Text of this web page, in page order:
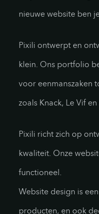
nieuwe website ben
Pixili ontwerpt en
klein. Ons portfolio
voor eenmanszaken
zoals Knack, Le Vif
Pixili richt zich op
kwaliteit. Onze
functioneel.
Website design is
producten, en ook